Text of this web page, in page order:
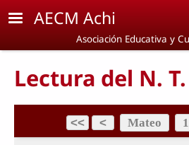
Pasar al contenido principal
AECM Achi
Asociación Educativa y
Lectura del N. T.